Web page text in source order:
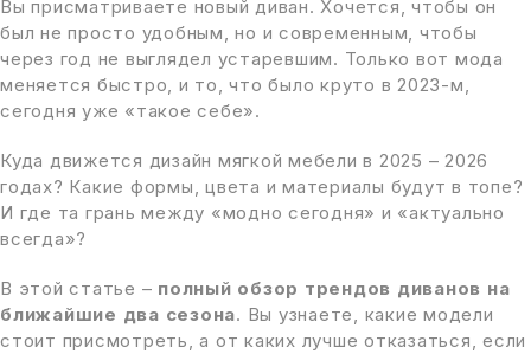
Вы присматриваете новый диван. Хочется, чтобы он
был не просто удобным, но и современным, чтобы
через год не выглядел устаревшим. Только вот мода
меняется быстро, и то, что было круто в 2023-м,
сегодня уже «такое себе».
Куда движется дизайн мягкой мебели в 2025 – 2026
годах? Какие формы, цвета и материалы будут в топе?
И где та грань между «модно сегодня» и «актуально
всегда»?
В этой статье – полный обзор трендов диванов на
ближайшие два сезона. Вы узнаете, какие модели
стоит присмотреть, а от каких лучше отказаться, если